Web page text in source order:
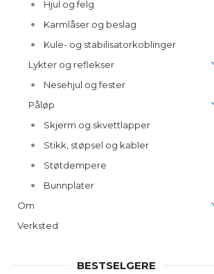
Hjul og felg
Karmlåser og beslag
Kule- og stabilisatorkoblinger
Lykter og reflekser
Nesehjul og fester
Påløp
Skjerm og skvettlapper
Stikk, støpsel og kabler
Støtdempere
Bunnplater
Om
Verksted
BESTSELGERE